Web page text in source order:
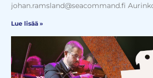
johan.ramsland@seacommand.fi
Lue lisää »